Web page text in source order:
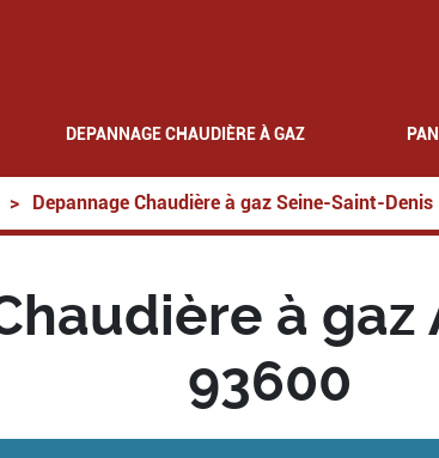
DEPANNAGE CHAUDIÈRE À GAZ
> Depannage Chaudière à gaz Seine-Saint-Denis
à gaz
93600